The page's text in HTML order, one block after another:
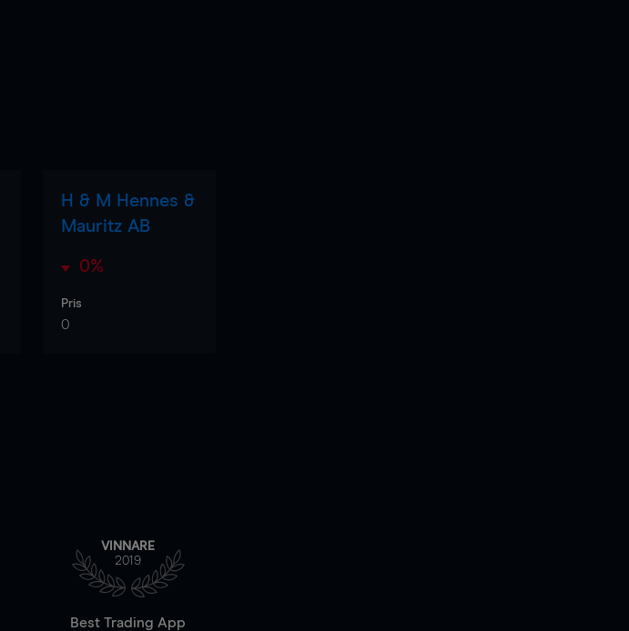
H & M Hennes &
Mauritz AB
0%
Pris
0
VINNARE
2019
Best Trading App